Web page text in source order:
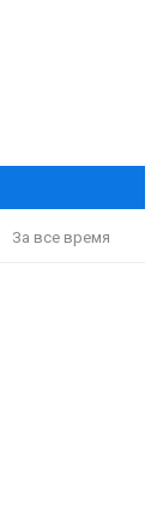
За все время